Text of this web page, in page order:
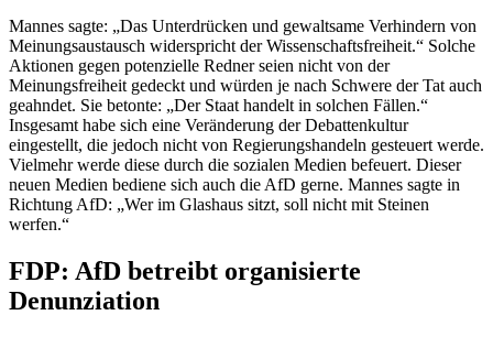
Mannes sagte: „Das Unterdrücken und gewaltsame Verhindern von
Meinungsaustausch widerspricht der Wissenschaftsfreiheit.“ Solche
Aktionen gegen potenzielle Redner seien nicht von der
Meinungsfreiheit gedeckt und würden je nach Schwere der Tat auch
geahndet. Sie betonte: „Der Staat handelt in solchen Fällen.“
Insgesamt habe sich eine Veränderung der Debattenkultur
eingestellt, die jedoch nicht von Regierungshandeln gesteuert werde.
Vielmehr werde diese durch die sozialen Medien befeuert. Dieser
neuen Medien bediene sich auch die AfD gerne. Mannes sagte in
Richtung AfD: „Wer im Glashaus sitzt, soll nicht mit Steinen
werfen.“
FDP: AfD betreibt organisierte
Denunziation